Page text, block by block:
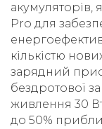
акумуляторів,
Pro для
кількістю
зарядний
бездротової
живлення 30
до 50%